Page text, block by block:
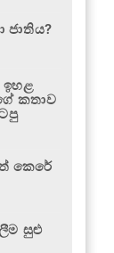
ඉහළ
කතාව
කෙරේ
සුළු